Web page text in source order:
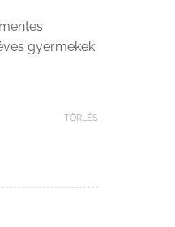
gyermekek
TÖRLÉS